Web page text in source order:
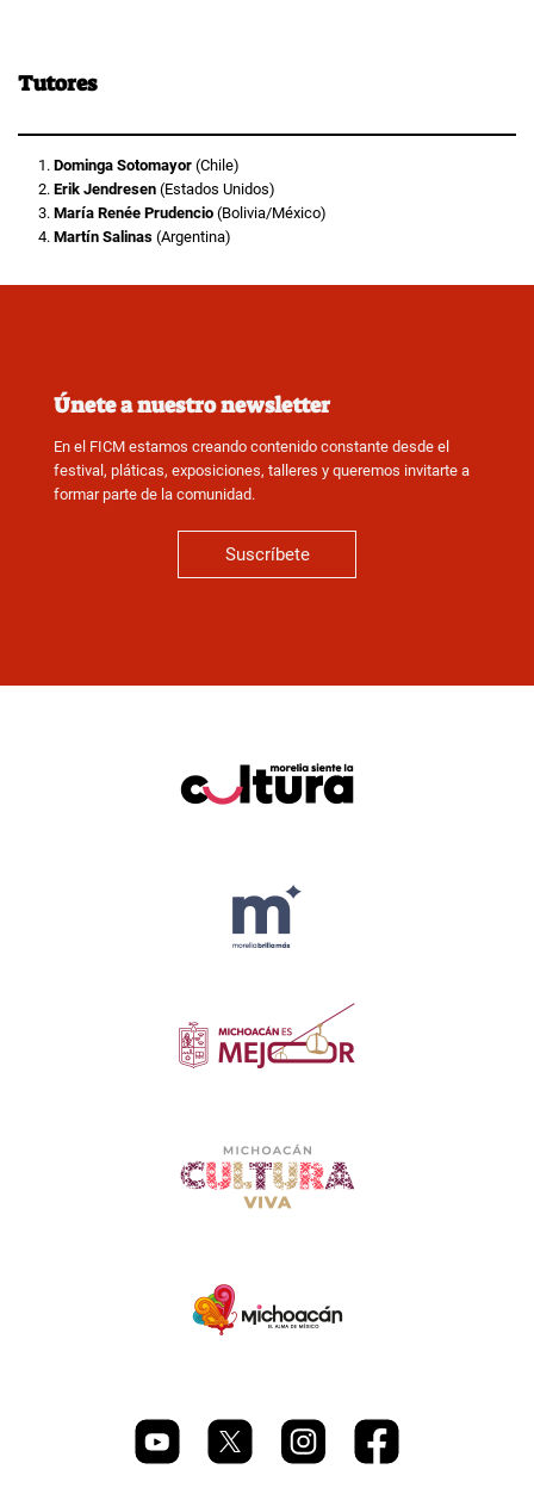
Tutores
Dominga Sotomayor (Chile)
Erik Jendresen (Estados Unidos)
María Renée Prudencio (Bolivia/México)
Martín Salinas (Argentina)
Únete a nuestro newsletter
En el FICM estamos creando contenido constante desde el
festival, pláticas, exposiciones, talleres y queremos invitarte a
formar parte de la comunidad.
Suscríbete